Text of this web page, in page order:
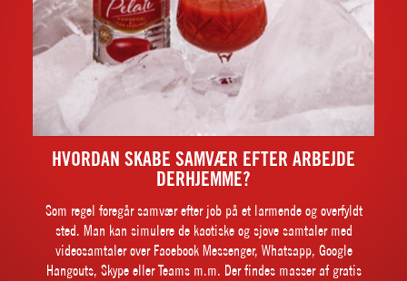
HVORDAN SKABE SAMVÆR EFTER ARBEJDE
DERHJEMME?
Som regel foregår samvær efter job på et larmende og overfyldt
sted. Man kan simulere de kaotiske og sjove samtaler med
videosamtaler over Facebook Messenger, Whatsapp, Google
Hangouts, Skype eller Teams m.m. Der findes masser af gratis